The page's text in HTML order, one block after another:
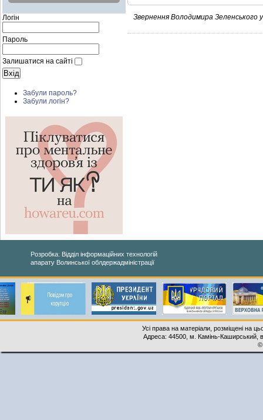
Логін
Пароль
Залишатися на сайті
Забули пароль?
Забули логін?
Звернення Володимира Зеленського
Розробка: Відділ інформаційних технологій
апарату Волинської облдержадміністрації
Усі права на матеріали, розміщені на
Адреса: 44500, м. Камінь-Каширський,
©